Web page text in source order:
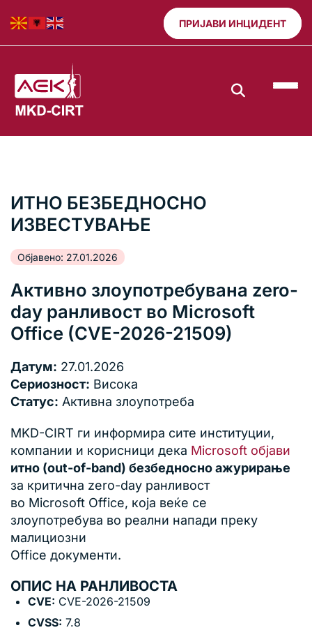
ПРИЈАВИ ИНЦИДЕНТ
ИТНО БЕЗБЕДНОСНО
ИЗВЕСТУВАЊЕ
Објавено: 27.01.2026
Активно злоупотребувана zero-
day ранливост во Microsoft
Office (CVE-2026-21509)
Датум: 27.01.2026
Сериозност: Висока
Статус: Активна злоупотреба
MKD-CIRT ги информира сите институции,
компании и корисници дека Microsoft објави
итно (out-of-band) безбедносно ажурирање
за критична zero-day ранливост
во Microsoft Office, која веќе се
злоупотребува во реални напади преку
малициозни
Office документи.
ОПИС НА РАНЛИВОСТА
CVE: CVE-2026-21509
CVSS: 7.8